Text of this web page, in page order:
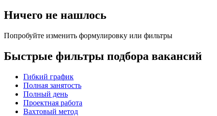
Ничего не нашлось
Попробуйте изменить формулировку или фильтры
Быстрые фильтры подбора вакансий
Гибкий график
Полная занятость
Полный день
Проектная работа
Вахтовый метод